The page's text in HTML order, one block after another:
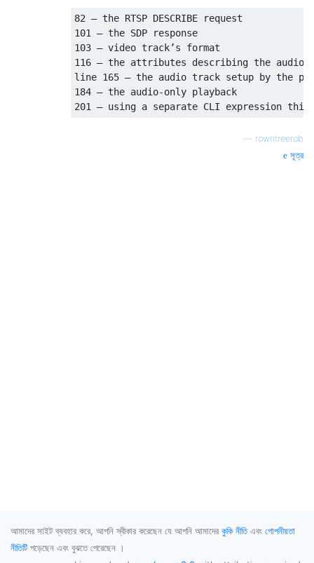
82 – the RTSP DESCRIBE request
101 – the SDP response
103 – video track’s format
116 – the attributes describing the audio
line 165 – the audio track setup by the
184 – the audio-only playback
rowntreerob
সূত্র
আমাদের সাইট ব্যবহার করে, আপনি স্বীকার করেছেন যে আপনি আমাদের কুকি নীতিএবং গোপনীয়তা
নীতিটি পড়েছেন এবং বুঝতে পেরেছেন ।